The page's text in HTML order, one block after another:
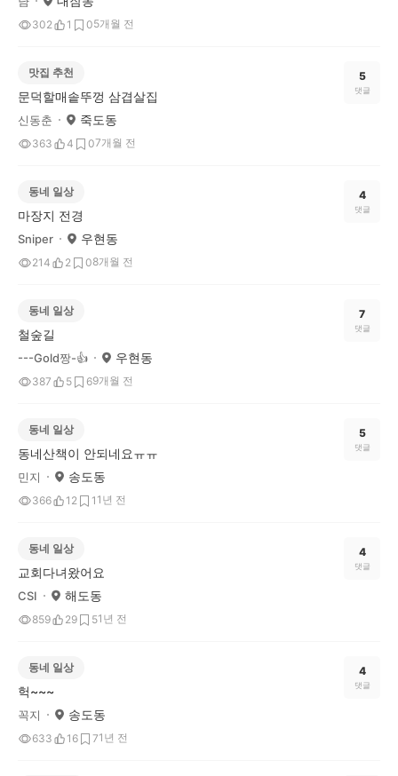
302 1 05개월 전
맛집 추천
문덕할매솥뚜껑 삼겹살집
신동춘 죽도동
363 4 07개월 전
5
댓글
동네 일상
마장지 전경
Sniper 우현동
214 2 08개월 전
4
댓글
동네 일상
철숲길
---Gold짱-👍 우현동
387 5 69개월 전
7
댓글
동네 일상
동네산책이 안되네요ㅠㅠ
민지 송도동
366 12 1 1년 전
5
댓글
동네 일상
교회다녀왔어요
CSI 해도동
859 29 51년 전
4
댓글
동네 일상
헉~~~
꼭지 송도동
633 16 71년 전
4
댓글